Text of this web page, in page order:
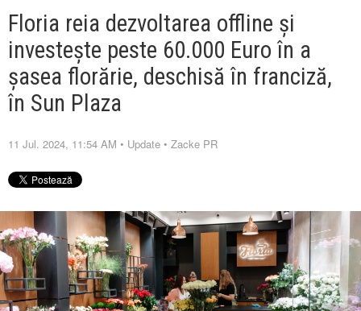
Floria reia dezvoltarea offline și
investește peste 60.000 Euro în a
șasea florărie, deschisă în franciză,
în Sun Plaza
11 Jul. 2024, 11:54 AM • Update • Zacke PR